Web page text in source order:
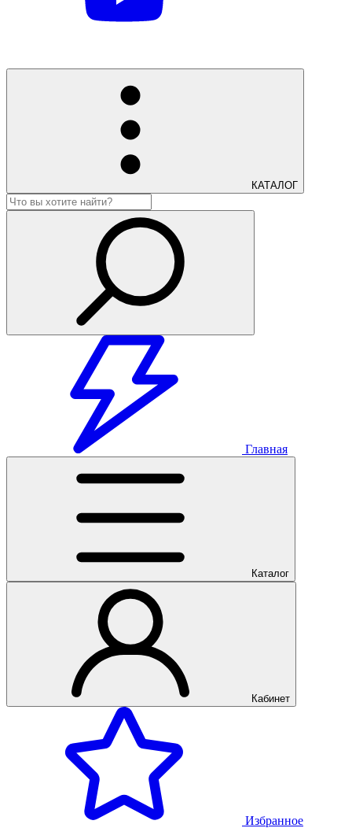
КАТАЛОГ
Главная
Каталог
Кабинет
Избранное